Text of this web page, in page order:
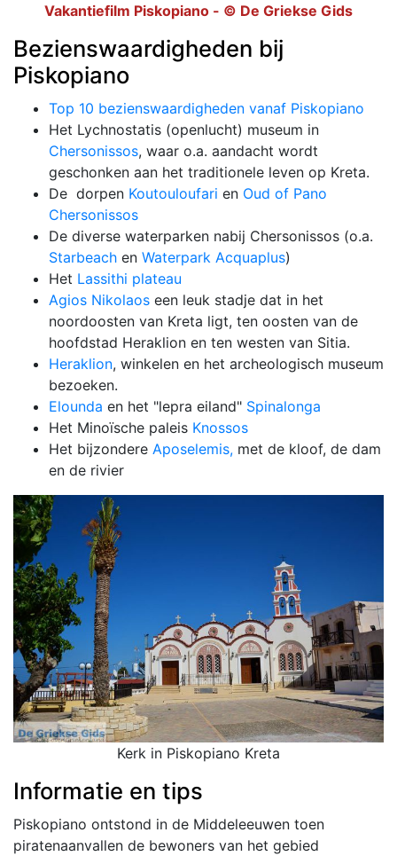
Vakantiefilm Piskopiano - © De Griekse Gids
Bezienswaardigheden bij
Piskopiano
Top 10 bezienswaardigheden vanaf Piskopiano
Het Lychnostatis (openlucht) museum in
Chersonissos, waar o.a. aandacht wordt
geschonken aan het traditionele leven op Kreta.
De dorpen Koutouloufari en Oud of Pano
Chersonissos
De diverse waterparken nabij Chersonissos (o.a.
Starbeach en Waterpark Acquaplus)
Het Lassithi plateau
Agios Nikolaos een leuk stadje dat in het
noordoosten van Kreta ligt, ten oosten van de
hoofdstad Heraklion en ten westen van Sitia.
Heraklion, winkelen en het archeologisch museum
bezoeken.
Elounda en het "lepra eiland" Spinalonga
Het Minoïsche paleis Knossos
Het bijzondere Aposelemis, met de kloof, de dam
en de rivier
Kerk in Piskopiano Kreta
Informatie en tips
Piskopiano ontstond in de Middeleeuwen toen
piratenaanvallen de bewoners van het gebied